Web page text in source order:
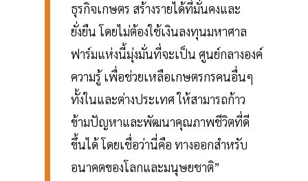
ธุรกิจเกษตร สร้างรายได้ที่มั่นคงและ
ยั่งยืน โดยไม่ต้องใช้เงินลงทุนมหาศาล
ฟาร์มแห่งนี้มุ่งมั่นที่จะเป็น ศูนย์กลางองค์
ความรู้ เพื่อช่วยเหลือเกษตรกรคนอื่นๆ
ทั้งในและต่างประเทศ ให้สามารถก้าว
ข้ามปัญหาและพัฒนาคุณภาพชีวิตที่ดี
ขึ้นได้ โดยเชื่อว่านี่คือ ทางออกสำหรับ
อนาคตของโลกและมนุษยชาติ”